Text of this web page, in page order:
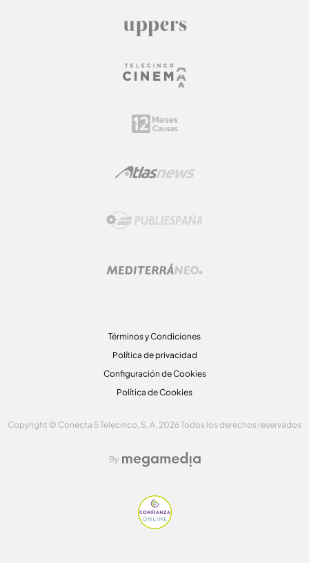
Términos y Condiciones
Política de privacidad
Configuración de Cookies
Política de Cookies
Copyright © Conecta 5 Telecinco, S. A. 2026 Todos los derechos reservados
By